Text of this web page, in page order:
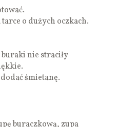
o dużych oczkach.
nie straciły
śmietanę.
buraczkową, zupa